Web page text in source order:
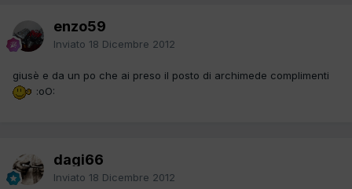
enzo59
Inviato 18 Dicembre 2012
giusè e da un po che ai preso il posto di archimede complimenti
:oO:
dagi66
Inviato 18 Dicembre 2012